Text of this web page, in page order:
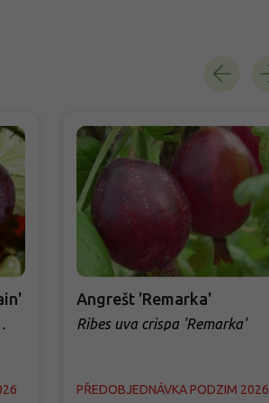
Angrešt 'Remarka'
Ribes uva crispa 'Remarka'
PŘEDOBJEDNÁVKA PODZIM 2026